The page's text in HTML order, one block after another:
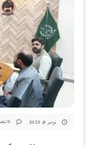
نومبر 8, 2025